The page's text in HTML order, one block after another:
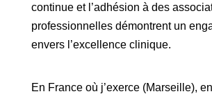
continue et l’adhésion à des
professionnelles démontrent un
envers l’excellence clinique.
En France où j’exerce (Marseille),